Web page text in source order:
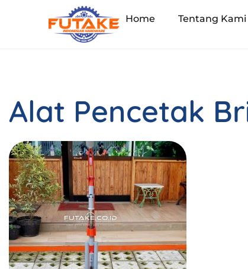
Home Tentang Kami
Alat Pencetak